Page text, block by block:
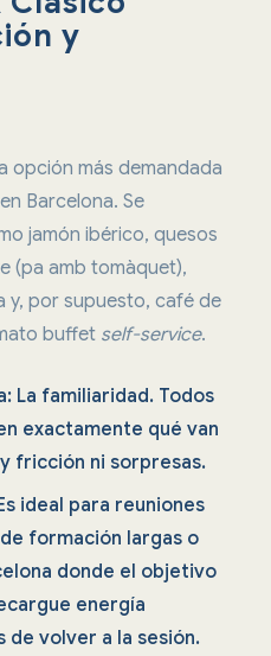
y
opción más demandada
Barcelona. Se
jamón ibérico, quesos
(pa amb tomàquet),
y, por supuesto, café de
buffet self-service.
La familiaridad. Todos
exactamente qué van
fricción ni sorpresas.
ideal para reuniones
formación largas o
donde el objetivo
energía
de volver a la sesión.